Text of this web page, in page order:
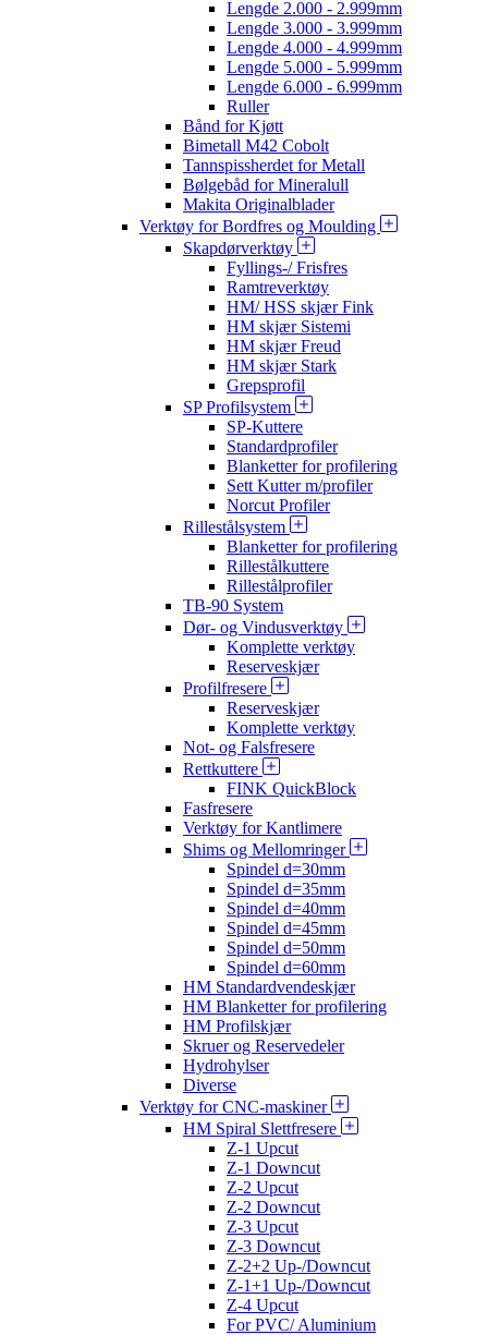
Lengde 2.000 - 2.999mm
Lengde 3.000 - 3.999mm
Lengde 4.000 - 4.999mm
Lengde 5.000 - 5.999mm
Lengde 6.000 - 6.999mm
Ruller
Bånd for Kjøtt
Bimetall M42 Cobolt
Tannspissherdet for Metall
Bølgebåd for Mineralull
Makita Originalblader
Verktøy for Bordfres og Moulding
Skapdørverktøy
Fyllings-/ Frisfres
Ramtreverktøy
HM/ HSS skjær Fink
HM skjær Sistemi
HM skjær Freud
HM skjær Stark
Grepsprofil
SP Profilsystem
SP-Kuttere
Standardprofiler
Blanketter for profilering
Sett Kutter m/profiler
Norcut Profiler
Rillestålsystem
Blanketter for profilering
Rillestålkuttere
Rillestålprofiler
TB-90 System
Dør- og Vindusverktøy
Komplette verktøy
Reserveskjær
Profilfresere
Reserveskjær
Komplette verktøy
Not- og Falsfresere
Rettkuttere
FINK QuickBlock
Fasfresere
Verktøy for Kantlimere
Shims og Mellomringer
Spindel d=30mm
Spindel d=35mm
Spindel d=40mm
Spindel d=45mm
Spindel d=50mm
Spindel d=60mm
HM Standardvendeskjær
HM Blanketter for profilering
HM Profilskjær
Skruer og Reservedeler
Hydrohylser
Diverse
Verktøy for CNC-maskiner
HM Spiral Slettfresere
Z-1 Upcut
Z-1 Downcut
Z-2 Upcut
Z-2 Downcut
Z-3 Upcut
Z-3 Downcut
Z-2+2 Up-/Downcut
Z-1+1 Up-/Downcut
Z-4 Upcut
For PVC/ Aluminium